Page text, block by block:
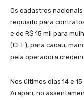
Os cadastros
requisito para
e de R$ 15 mil para
(CEF), para cacau,
pela operadora
Nos últimos dias 14 e
Arapari, no